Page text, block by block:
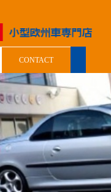
CONTACT